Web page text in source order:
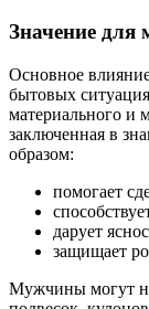
Значение для
Основное
бытовых
материального и
заключенная в
образом:
помогает
дарует
защищает
Мужчины могут